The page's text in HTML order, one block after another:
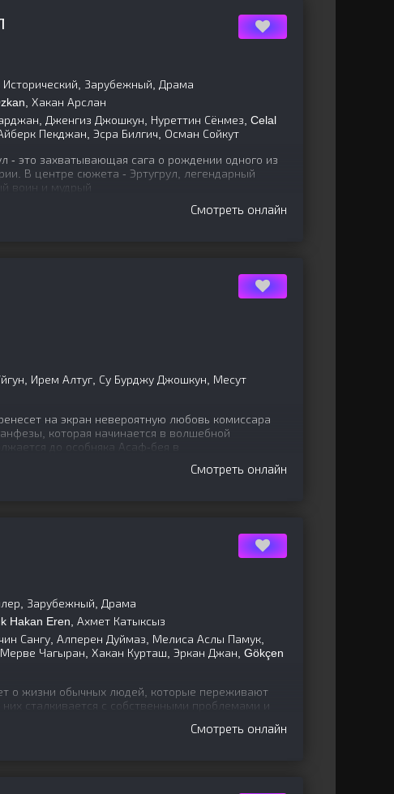
Зарубежный, Драма
Хакан Арслан
Дженгиз Джошкун, Нуреттин Сёнмез, Celal
Пекджан, Эсра Билгич, Осман Сойкут
- это захватывающая сага о рождении одного из
В центре сюжета - Эртугрул, легендарный
воин и мудрый
Смотреть онлайн
Ирем Алтуг, Су Бурджу Джошкун, Месут
на экран невероятную любовь комиссара
которая начинается в волшебной
до особняка Асаф-бея в
Смотреть онлайн
Зарубежный, Драма
Hakan Eren, Ахмет Катыксыз
Сангу, Алперен Дуймаз, Мелиса Аслы Памук,
Чагыран, Хакан Курташ, Эркан Джан, Gökçen
о жизни обычных людей, которые переживают
сталкивается с собственными проблемами и
место в мире. Главный
Смотреть онлайн